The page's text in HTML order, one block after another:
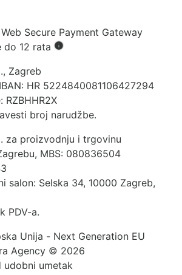
do 12 rata
Zagreb
HR 5224840081106427294
RZBHHR2X
broj narudžbe.
za proizvodnju i trgovinu
MBS: 080836504
salon: Selska 34, 10000 Zagreb,
PDV-a.
Agency © 2026